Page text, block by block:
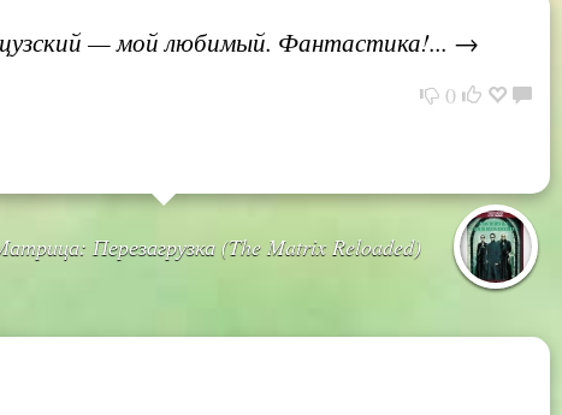
— мой любимый. Фантастика!... →
0
Перезагрузка (The Matrix Reloaded)